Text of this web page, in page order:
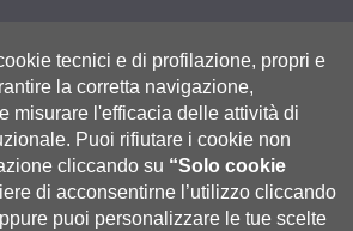
tecnici e di profilazione, propri e
la corretta navigazione,
misurare l'efficacia delle attività di
Puoi rifiutare i cookie non
cliccando su “Solo cookie
di acconsentirne l’utilizzo cliccando
puoi personalizzare le tue scelte